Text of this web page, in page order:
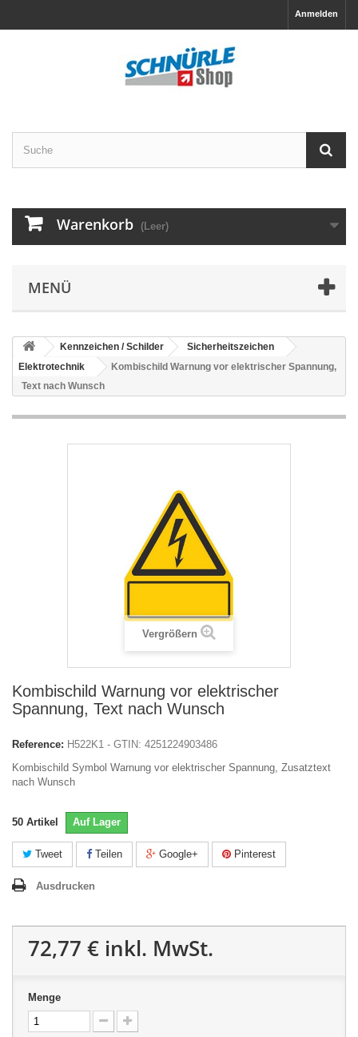
Anmelden
Warenkorb (Leer)
MENÜ
Kennzeichen / Schilder
Sicherheitszeichen
Elektrotechnik
Kombischild Warnung vor elektrischer Spannung,
Text nach Wunsch
Vergrößern
Kombischild Warnung vor elektrischer
Spannung, Text nach Wunsch
Reference: H522K1 - GTIN: 4251224903486
Kombischild Symbol Warnung vor elektrischer Spannung, Zusatztext
nach Wunsch
50 Artikel Auf Lager
Tweet Teilen Google+ Pinterest
Ausdrucken
72,77 € inkl. MwSt.
Menge